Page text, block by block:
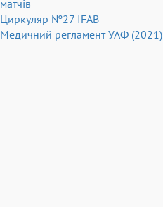
матчів
Циркуляр №27 IFAB
Медичний регламент УАФ (2021)